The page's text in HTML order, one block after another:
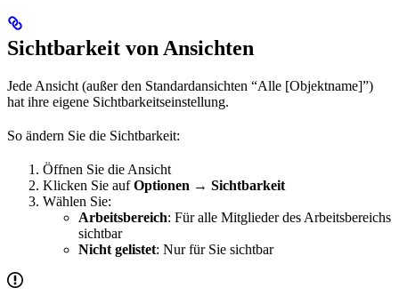
Sichtbarkeit von Ansichten
Jede Ansicht (außer den Standardansichten “Alle [Objektname]”)
hat ihre eigene Sichtbarkeitseinstellung.
So ändern Sie die Sichtbarkeit:
Öffnen Sie die Ansicht
Klicken Sie aufOptionen → Sichtbarkeit
Wählen Sie:
Arbeitsbereich: Für alle Mitglieder des Arbeitsbereichs
sichtbar
Nicht gelistet: Nur für Sie sichtbar